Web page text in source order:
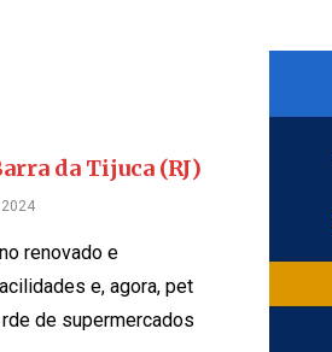
da Tijuca (RJ)
renovado e
e, agora, pet
de supermercados